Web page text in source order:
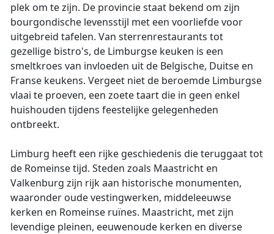
plek om te zijn. De provincie staat bekend om zijn
bourgondische levensstijl met een voorliefde voor
uitgebreid tafelen. Van sterrenrestaurants tot
gezellige bistro's, de Limburgse keuken is een
smeltkroes van invloeden uit de Belgische, Duitse en
Franse keukens. Vergeet niet de beroemde Limburgse
vlaai te proeven, een zoete taart die in geen enkel
huishouden tijdens feestelijke gelegenheden
ontbreekt.
Limburg heeft een rijke geschiedenis die teruggaat tot
de Romeinse tijd. Steden zoals Maastricht en
Valkenburg zijn rijk aan historische monumenten,
waaronder oude vestingwerken, middeleeuwse
kerken en Romeinse ruïnes. Maastricht, met zijn
levendige pleinen, eeuwenoude kerken en diverse